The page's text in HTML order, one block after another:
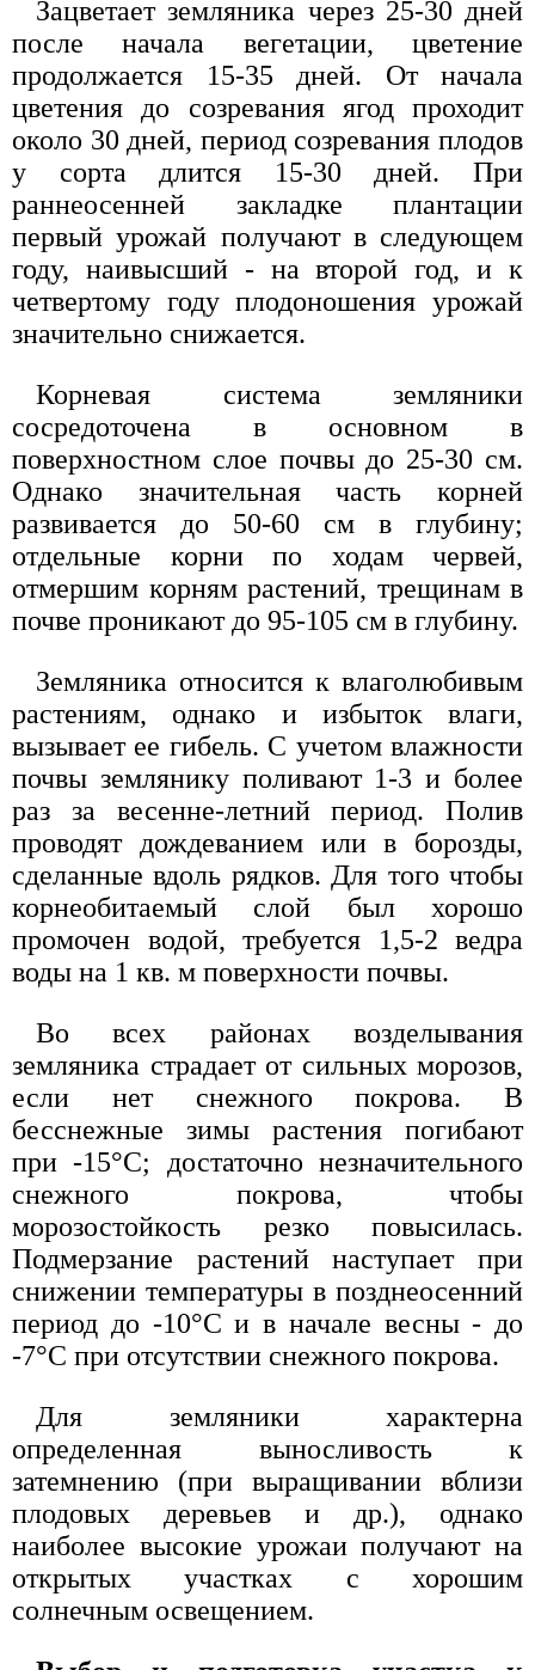
Зацветает земляника через 25-30 дней
после начала вегетации, цветение
продолжается 15-35 дней. От начала
цветения до созревания ягод проходит
около 30 дней, период созревания плодов
у сорта длится 15-30 дней. При
раннеосенней закладке плантации
первый урожай получают в следующем
году, наивысший - на второй год, и к
четвертому году плодоношения урожай
значительно снижается.
Корневая система земляники
сосредоточена в основном в
поверхностном слое почвы до 25-30 см.
Однако значительная часть корней
развивается до 50-60 см в глубину;
отдельные корни по ходам червей,
отмершим корням растений, трещинам в
почве проникают до 95-105 см в глубину.
Земляника относится к влаголюбивым
растениям, однако и избыток влаги,
вызывает ее гибель. С учетом влажности
почвы землянику поливают 1-3 и более
раз за весенне-летний период. Полив
проводят дождеванием или в борозды,
сделанные вдоль рядков. Для того чтобы
корнеобитаемый слой был хорошо
промочен водой, требуется 1,5-2 ведра
воды на 1 кв. м поверхности почвы.
Во всех районах возделывания
земляника страдает от сильных морозов,
если нет снежного покрова. В
бесснежные зимы растения погибают
при -15°С; достаточно незначительного
снежного покрова, чтобы
морозостойкость резко повысилась.
Подмерзание растений наступает при
снижении температуры в позднеосенний
период до -10°С и в начале весны - до
-7°С при отсутствии снежного покрова.
Для земляники характерна
определенная выносливость к
затемнению (при выращивании вблизи
плодовых деревьев и др.), однако
наиболее высокие урожаи получают на
открытых участках с хорошим
солнечным освещением.